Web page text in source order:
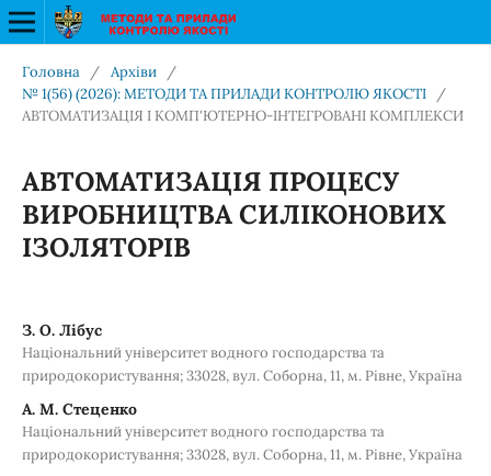
Головна / Архіви
/
№ 1(56) (2026): МЕТОДИ ТА ПРИЛАДИ КОНТРОЛЮ ЯКОСТІ
/
АВТОМАТИЗАЦІЯ І КОМП'ЮТЕРНО-ІНТЕГРОВАНІ КОМПЛЕКСИ
АВТОМАТИЗАЦІЯ ПРОЦЕСУ
ВИРОБНИЦТВА СИЛІКОНОВИХ
ІЗОЛЯТОРІВ
З. О. Лібус
Національний університет водного господарства та
природокористування; 33028, вул. Соборна, 11, м. Рівне, Україна
А. М. Стеценко
Національний університет водного господарства та
природокористування; 33028, вул. Соборна, 11, м. Рівне, Україна